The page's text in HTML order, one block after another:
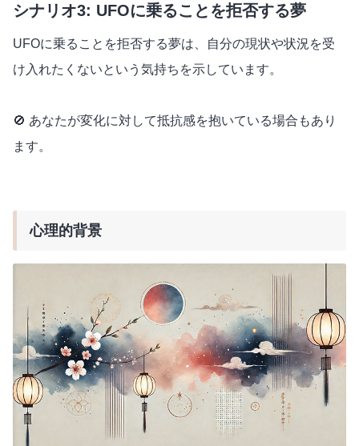
シナリオ3: UFOに乗ることを拒否する夢
UFOに乗ることを拒否する夢は、自分の現状や状況を受
け入れたくないという気持ちを示しています。
🚫 あなたが変化に対して抵抗感を抱いている場合もあり
ます。
心理的背景